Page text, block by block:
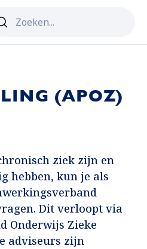
er resultaten van autosuggest
(APOZ)
ziek zijn en
hebben, kun je als
Dit verloopt via
Onderwijs Zieke
adviseurs zijn